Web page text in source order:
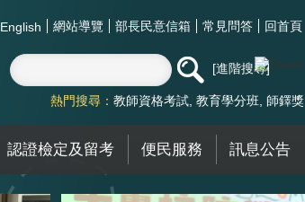
English 網站導覽 部長民意信箱 常見問答 回首頁
進階搜尋
熱門搜尋： 教師資格考試 教育學分班 師鐸獎
認證檢定及留考 便民服務 訊息公告